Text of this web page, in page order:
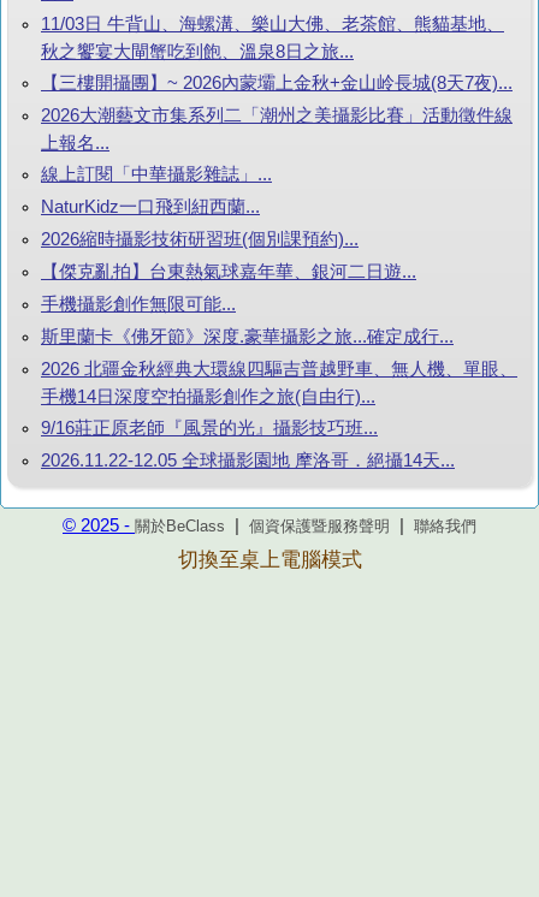
11/03日 牛背山、海螺溝、樂山大佛、老茶館、熊貓基地、
秋之饗宴大閘蟹吃到飽、溫泉8日之旅...
【三樓開攝團】~ 2026內蒙壩上金秋+金山岭長城(8天7夜)...
2026大潮藝文市集系列二「潮州之美攝影比賽」活動徵件線
上報名...
線上訂閱「中華攝影雜誌」...
NaturKidz一口飛到紐西蘭...
2026縮時攝影技術研習班(個別課預約)...
【傑克亂拍】台東熱氣球嘉年華、銀河二日遊...
手機攝影創作無限可能...
斯里蘭卡《佛牙節》深度.豪華攝影之旅...確定成行...
2026 北疆金秋經典大環線四驅吉普越野車、無人機、單眼、
手機14日深度空拍攝影創作之旅(自由行)...
9/16莊正原老師『風景的光』攝影技巧班...
2026.11.22-12.05 全球攝影園地 摩洛哥．絕攝14天...
© 2025 - 關於BeClass 個資保護暨服務聲明 聯絡我們
切換至桌上電腦模式